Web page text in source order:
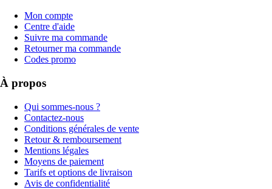
Mon compte
Centre d'aide
Suivre ma commande
Retourner ma commande
Codes promo
À propos
Qui sommes-nous ?
Contactez-nous
Conditions générales de vente
Retour & remboursement
Mentions légales
Moyens de paiement
Tarifs et options de livraison
Avis de confidentialité